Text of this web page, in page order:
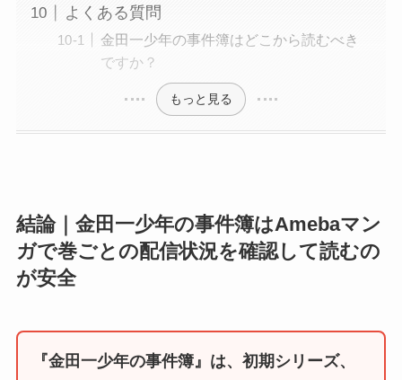
よくある質問
金田一少年の事件簿はどこから読むべき
ですか？
もっと見る
結論｜金田一少年の事件簿はAmebaマン
ガで巻ごとの配信状況を確認して読むの
が安全
『金田一少年の事件簿』は、初期シリーズ、